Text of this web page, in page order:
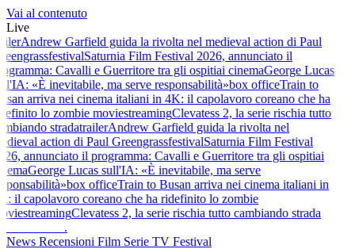
Vai al contenuto
Live
Andrew Garfield guida la rivolta nel medieval action di Paul
festivalSaturnia Film Festival 2026, annunciato il
Cavalli e Guerritore tra gli ospitiai cinemaGeorge Lucas
«È inevitabile, ma serve responsabilità»box officeTrain to
arriva nei cinema italiani in 4K: il capolavoro coreano che ha
lo zombie moviestreamingClevatess 2, la serie rischia tutto
stradatrailerAndrew Garfield guida la rivolta nel
action di Paul GreengrassfestivalSaturnia Film Festival
annunciato il programma: Cavalli e Guerritore tra gli ospitiai
George Lucas sull'IA: «È inevitabile, ma serve
box officeTrain to Busan arriva nei cinema italiani in
il capolavoro coreano che ha ridefinito lo zombie
streamingClevatess 2, la serie rischia tutto cambiando strada
.
News Recensioni Film Serie TV Festival